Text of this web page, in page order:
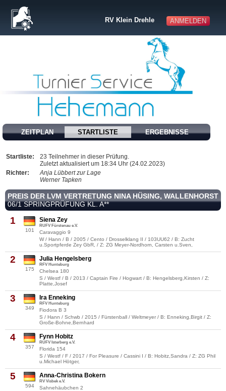
ANMELDEN
RV Klein Drehle
ZEITPLAN STARTLISTE ERGEBNISSE
Startliste:
23 Teilnehmer in dieser Prüfung.
Zuletzt aktualisiert um 18:34 Uhr (24.02.2023)
Richter:
Anja Lübbert zur Lage
Werner Tapken
PREIS DER LVM VERTRETUNG NINA HÜSING, WALLENHORST
06/1 SPRINGPRÜFUNG KL. A**
1
101
Siena Zey
RUFV Fürstenau e.V.
Caravaggio 9
W / Hann / B / 2005 / Cento / Drosselklang II / 103UU62 / B: Zucht
u.Sportpferde Zey GbR, / Z: ZG Meyer-Nordhorn, Carsten u.Sven,
2
175
Julia Hengelsberg
RFV Hunteburg
Chelsea 180
S / Westf / B / 2013 / Captain Fire / Hogwart / B: Hengelsberg,Kirsten / Z:
Platte,Josef
3
349
Ira Enneking
RFV Hunteburg
Fiodora B 3
S / Hann / Schwb / 2015 / Fürstenball / Weltmeyer / B: Enneking,Birgit / Z:
Große-Bohne,Bernhard
4
357
Fynn Hobitz
RUFV Isterberg e.V.
Florida 154
S / Westf / F / 2017 / For Pleasure / Cassini I / B: Hobitz,Sandra / Z: ZG Phil
u.Michael Hötger,
5
594
Anna-Christina Bokern
RV Visbek e.V.
Sahnehäubchen 2